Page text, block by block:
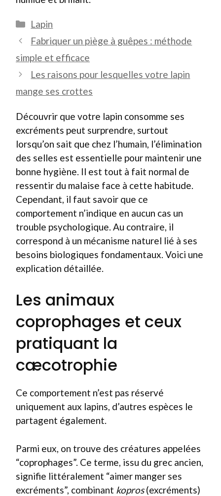
Catégories
Lapin
Fabriquer un piège à guêpes : méthode
simple et efficace
Les raisons pour lesquelles votre lapin
mange ses crottes
Découvrir que votre lapin consomme ses
excréments peut surprendre, surtout
lorsqu’on sait que chez l’humain, l’élimination
des selles est essentielle pour maintenir une
bonne hygiène. Il est tout à fait normal de
ressentir du malaise face à cette habitude.
Cependant, il faut savoir que ce
comportement n’indique en aucun cas un
trouble psychologique. Au contraire, il
correspond à un mécanisme naturel lié à ses
besoins biologiques fondamentaux. Voici une
explication détaillée.
Les animaux
coprophages et ceux
pratiquant la
cæcotrophie
Ce comportement n’est pas réservé
uniquement aux lapins, d’autres espèces le
partagent également.
Parmi eux, on trouve des créatures appelées
“coprophages”. Ce terme, issu du grec ancien,
signifie littéralement “aimer manger ses
excréments”, combinant kopros(excréments)